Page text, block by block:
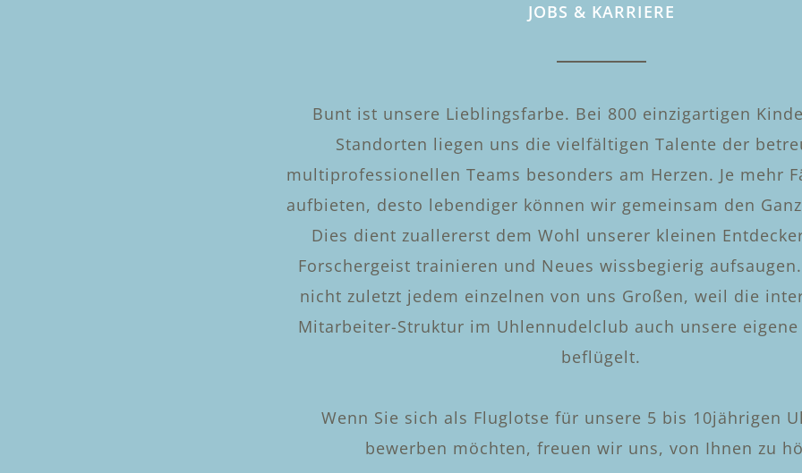
JOBS & KARRIERE
Bunt ist unsere Lieblingsfarbe. Bei 800 einzigartigen
Standorten liegen uns die vielfältigen Talente der
multiprofessionellen Teams besonders am Herzen. Je mehr
aufbieten, desto lebendiger können wir gemeinsam den
Dies dient zuallererst dem Wohl unserer kleinen
Forschergeist trainieren und Neues wissbegierig
nicht zuletzt jedem einzelnen von uns Großen, weil die
Mitarbeiter-Struktur im Uhlennudelclub auch unsere
beflügelt.
Wenn Sie sich als Fluglotse für unsere 5 bis 10jährigen
bewerben möchten, freuen wir uns, von Ihnen zu